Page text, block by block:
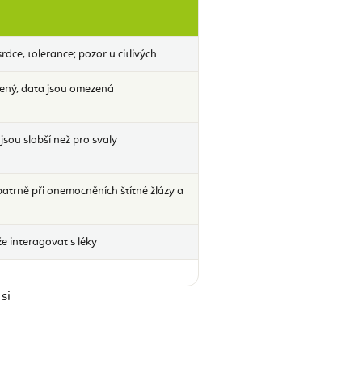
tolerance; pozor u citlivých
data jsou omezená
slabší než pro svaly
při onemocněních štítné žlázy a
interagovat s léky